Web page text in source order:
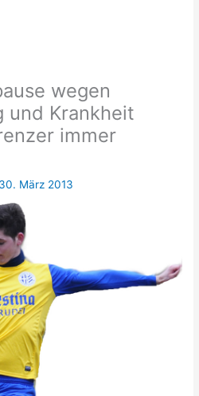
wegen
und Krankheit
immer
30. März 2013